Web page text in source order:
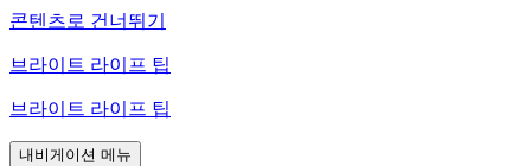
콘텐츠로 건너뛰기
브라이트 라이프 팁
브라이트 라이프 팁
내비게이션 메뉴